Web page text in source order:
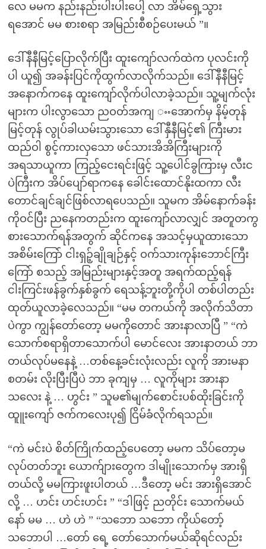
လေ မမက နည်းနည်းပါးပါးပေါ့ လာ အိမ်ရှေ့သွား
ရအောင် မမ စားစရာ အမြည်းစီစဉ်ပေးမယ် ”။
ဒေါ်နီနီမြင့်ပြောလိုက်ပြီး ထူးကျော်လက်ထဲက ပုလင်းကို
ပါ ယူ၍ အခန်းပြင်ကိုထွက်လာလိုက်သည်။ ဒေါ်နီနီမြင့်
အနောက်ကနေ ထူးကျော်လိုက်ပါလာခဲ့သည်။ သူ့မျက်လုံး
များက ပါးလွာသော ညဝတ်အကျ ႌအောက်မှ နိမ့်တုန်
မြင့်တုန် လွုပ်ခါယမ်းသွားသော ဒေါ်နှီနီမြင့်၏ ကြီးမား
ထည်ဝါ စွင့်ကားလှသော ဖင်သားအိအိကြီးများကို
အရသာယူကာ ကြည့်ငေးရင်းဖြင့် သူ့ပေါင်ခွကြားမှ လီးင
ပဲကြီးက အိပ်ပျော်ရာကနေ ခေါင်းထောင်နိုးထကာ လီး
တောင်ချင်ချင်ဖြစ်လာရပေသည်။ သူမက အိမ်နောက်ခန်း
ကိုဝင်ပြီး ညနေကတည်းက ထူးကျော်လာလျှင် အတူတကွ
စားသောက်ရန်အတွက် ဆိုင်ကနေ အသင့်မှယူထားသော
အစိမ်းကြော် ငါးရှဉ့်ချိုချဉ်နှင့် ဝက်သားကုန်းဘောင်ကြီး
ကြော် စသည့် အမြည်းများနှင့်အတူ အရက်ထည့်ရန်
ငါးကြင်းဖန်ခွက်နှစ်ခွက် ရေသန့်ဘူးတို့ကိုပါ တစ်ပါတည်း
ထုတ်ယူလာခဲ့လေသည်။ “မမ တကယ်ကို အလိုက်သိတာ
ပဲကွာ ကျွန်တော်တော့ မမကိုတောင် အားနာလာပြီ ” “ကဲ
သောက်စရာရှိတာသောက်ပါ မောင်လေး အားနာတယ် ဘာ
တယ်လုပ်မနေနဲ့ …တစ်နေ့ခင်းလုံးလည်း လူကို အားမနာ
စတမ်း လိုးပြီးပြီပဲ ဘာ ခုကျမှ … လူကိုများ အားနာ
သလေး နဲ့ … ဟွင်း ” သူမ၏မျက်စောင်းပစ်ထိုးခြင်းကို
ထူူးကျော် ဇက်ကလေးပု၍ ငြိမ်ခံလိုက်ရသည်။
“ကဲ မင်းပဲ စိတ်ကြိုက်ထည့်ပေတော့ မမက သိပ်တော့မ
လုပ်တတ်ဘူး ယောက်ျားတွေက ဒါမျိုးသောက်မှ အားရှိ
တယ်လို့ မမကြားဖူးပါတယ် …ဒီတော့ မင်း အားရှိအောင်
လို့ … ဟင်း ဟင်းဟင်း ” “ဒါဖြင့် ညတိုင်း သောက်မယ်
နော် မမ … ဟဲ ဟဲ ” “သဘော သဘော ကိုယ်တော့်
သဘောပါ …တော် ရေ့ တော်သောက်မယ်ဆိုရင်လည်း